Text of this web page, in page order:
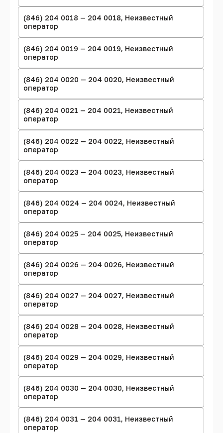
(846) 204 0018 — 204 0018, Неизвестный
оператор
(846) 204 0019 — 204 0019, Неизвестный
оператор
(846) 204 0020 — 204 0020, Неизвестный
оператор
(846) 204 0021 — 204 0021, Неизвестный
оператор
(846) 204 0022 — 204 0022, Неизвестный
оператор
(846) 204 0023 — 204 0023, Неизвестный
оператор
(846) 204 0024 — 204 0024, Неизвестный
оператор
(846) 204 0025 — 204 0025, Неизвестный
оператор
(846) 204 0026 — 204 0026, Неизвестный
оператор
(846) 204 0027 — 204 0027, Неизвестный
оператор
(846) 204 0028 — 204 0028, Неизвестный
оператор
(846) 204 0029 — 204 0029, Неизвестный
оператор
(846) 204 0030 — 204 0030, Неизвестный
оператор
(846) 204 0031 — 204 0031, Неизвестный
оператор